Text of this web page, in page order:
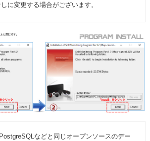
に変更する場合がございます。
などと同じオープンソースのデー